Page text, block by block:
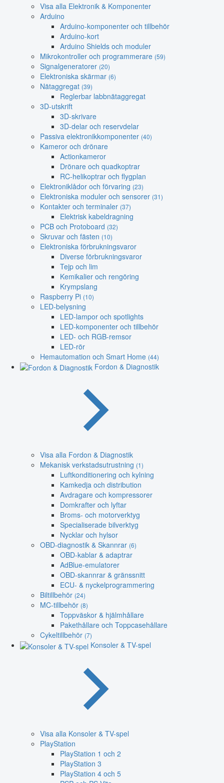
Visa alla Elektronik & Komponenter
Arduino
Arduino-komponenter och tillbehör
Arduino-kort
Arduino Shields och moduler
Mikrokontroller och programmerare (59)
Signalgeneratorer (20)
Elektroniska skärmar (6)
Nätaggregat (39)
Reglerbar labbnätaggregat
3D-utskrift
3D-skrivare
3D-delar och reservdelar
Passiva elektronikkomponenter (40)
Kameror och drönare
Actionkameror
Drönare och quadkoptrar
RC-helikoptrar och flygplan
Elektroniklådor och förvaring (23)
Elektroniska moduler och sensorer (31)
Kontakter och terminaler (37)
Elektrisk kabeldragning
PCB och Protoboard (32)
Skruvar och fästen (10)
Elektroniska förbrukningsvaror
Diverse förbrukningsvaror
Tejp och lim
Kemikalier och rengöring
Krympslang
Raspberry Pi (10)
LED-belysning
LED-lampor och spotlights
LED-komponenter och tillbehör
LED- och RGB-remsor
LED-rör
Hemautomation och Smart Home (44)
Fordon & Diagnostik
Visa alla Fordon & Diagnostik
Mekanisk verkstadsutrustning (1)
Luftkonditionering och kylning
Kamkedja och distribution
Avdragare och kompressorer
Domkrafter och lyftar
Broms- och motorverktyg
Specialiserade bilverktyg
Nycklar och hylsor
OBD-diagnostik & Skannrar (6)
OBD-kablar & adaptrar
AdBlue-emulatorer
OBD-skannrar & gränssnitt
ECU- & nyckelprogrammering
Biltillbehör (24)
MC-tillbehör (8)
Toppväskor & hjälmhållare
Pakethållare och Toppcasehållare
Cykeltillbehör (7)
Konsoler & TV-spel
Visa alla Konsoler & TV-spel
PlayStation
PlayStation 1 och 2
PlayStation 3
PlayStation 4 och 5